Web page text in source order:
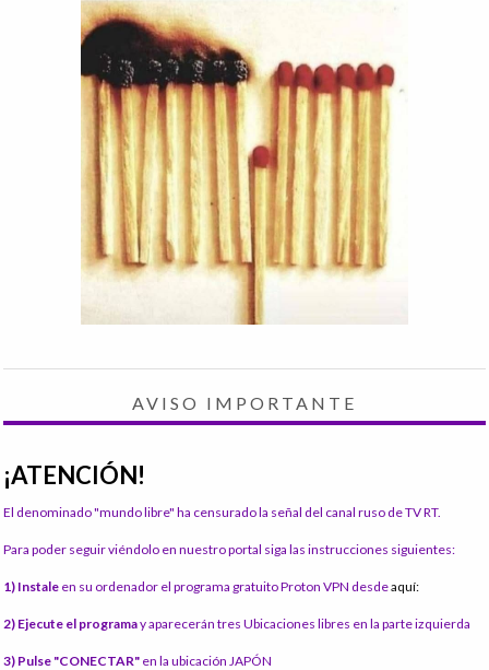
AVISO IMPORTANTE
¡ATENCIÓN!
El denominado "mundo libre" ha censurado la señal del canal ruso de TV RT.
Para poder seguir viéndolo en nuestro portal siga las instrucciones siguientes:
1) Instale en su ordenador el programa gratuito Proton VPN desdeaquí:
2) Ejecute el programay aparecerán tres Ubicaciones libres en la parte izquierda
3) Pulse "CONECTAR" en la ubicación JAPÓN